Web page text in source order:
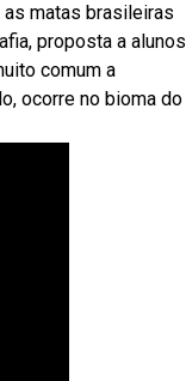
matas brasileiras
proposta a alunos
comum a
ocorre no bioma do